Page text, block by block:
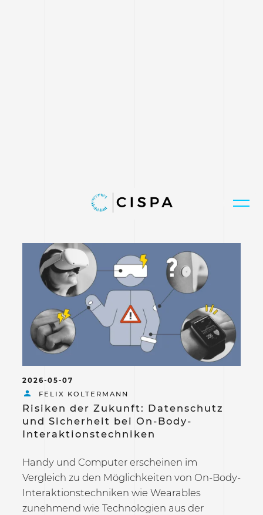
2026-05-07
FELIX KOLTERMANN
Risiken der Zukunft: Datenschutz
und Sicherheit bei On-Body-
Interaktionstechniken
Handy und Computer erscheinen im
Vergleich zu den Möglichkeiten von On-Body-
Interaktionstechniken wie Wearables
zunehmend wie Technologien aus der